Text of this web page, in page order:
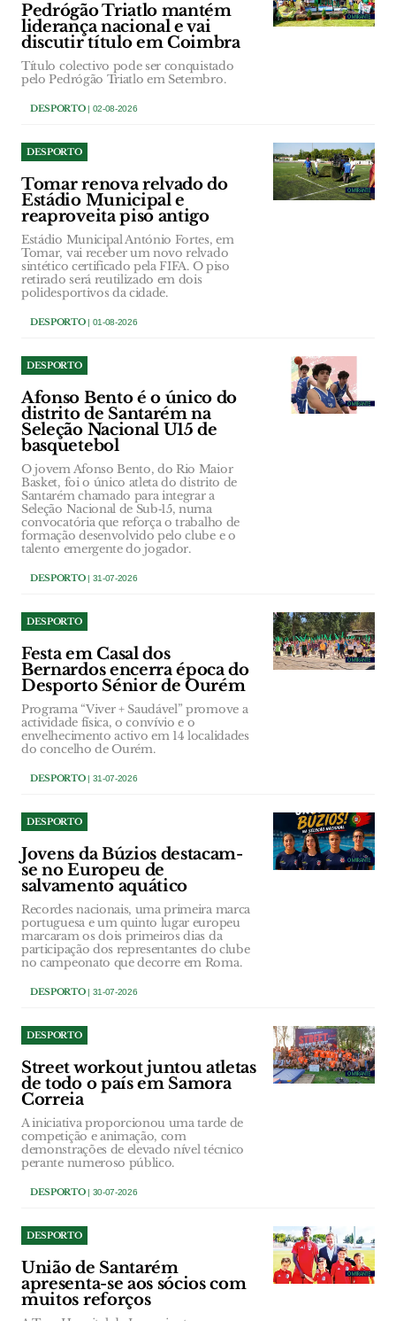
Pedrógão Triatlo mantém
liderança nacional e vai
discutir título em Coimbra
Título colectivo pode ser conquistado
pelo Pedrógão Triatlo em Setembro.
DESPORTO| 02-08-2026
DESPORTO
Tomar renova relvado do
Estádio Municipal e
reaproveita piso antigo
Estádio Municipal António Fortes, em
Tomar, vai receber um novo relvado
sintético certificado pela FIFA. O piso
retirado será reutilizado em dois
polidesportivos da cidade.
DESPORTO| 01-08-2026
DESPORTO
Afonso Bento é o único do
distrito de Santarém na
Seleção Nacional U15 de
basquetebol
O jovem Afonso Bento, do Rio Maior
Basket, foi o único atleta do distrito de
Santarém chamado para integrar a
Seleção Nacional de Sub‑15, numa
convocatória que reforça o trabalho de
formação desenvolvido pelo clube e o
talento emergente do jogador.
DESPORTO| 31-07-2026
DESPORTO
Festa em Casal dos
Bernardos encerra época do
Desporto Sénior de Ourém
Programa “Viver + Saudável” promove a
actividade física, o convívio e o
envelhecimento activo em 14 localidades
do concelho de Ourém.
DESPORTO| 31-07-2026
DESPORTO
Jovens da Búzios destacam-
se no Europeu de
salvamento aquático
Recordes nacionais, uma primeira marca
portuguesa e um quinto lugar europeu
marcaram os dois primeiros dias da
participação dos representantes do clube
no campeonato que decorre em Roma.
DESPORTO| 31-07-2026
DESPORTO
Street workout juntou atletas
de todo o país em Samora
Correia
A iniciativa proporcionou uma tarde de
competição e animação, com
demonstrações de elevado nível técnico
perante numeroso público.
DESPORTO| 30-07-2026
DESPORTO
União de Santarém
apresenta-se aos sócios com
muitos reforços